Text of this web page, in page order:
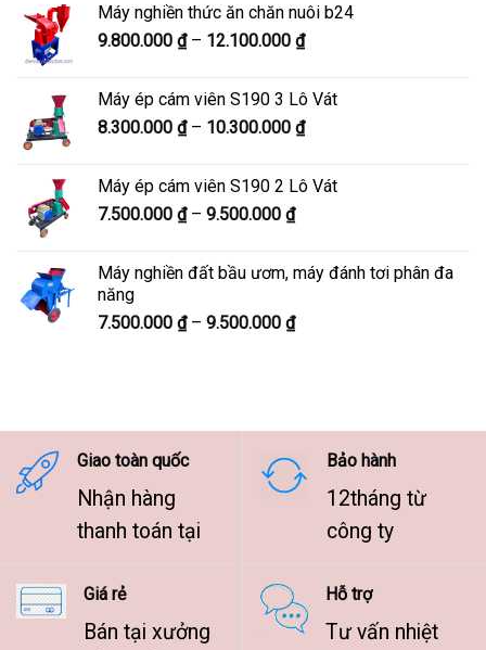
5.900.000 ₫
đến
Máy nghiền thức ăn chăn nuôi b24
9.800.000 ₫ – 12.100.000 ₫Khoảng
9.800.000 ₫
đến
Máy ép cám viên S190 3 Lô Vát
8.300.000 ₫ – 10.300.000 ₫Khoảng
8.300.000 ₫
Máy ép cám viên S190 2 Lô Vát
7.500.000 ₫ – 9.500.000 ₫Khoảng
7.500.000 ₫
9.500.000 ₫
Máy nghiền đất bầu ươm, máy đánh tơi phân đa
năng
7.500.000 ₫ – 9.500.000 ₫Khoảng
9.500.000 ₫
Giao toàn quốc
Nhận hàng
thanh toán tại
Bảo hành
12tháng từ
công ty
Giá rẻ
Bán tại xưởng
Hỗ trợ
Tư vấn nhiệt